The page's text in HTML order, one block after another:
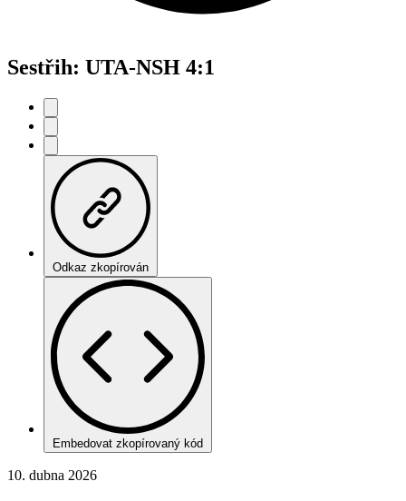
Sestřih: UTA-NSH 4:1
Odkaz zkopírován
Embedovat zkopírovaný kód
10. dubna 2026